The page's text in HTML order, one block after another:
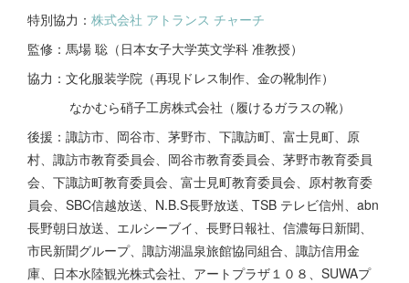
特別協力： 株式会社 アトランス チャーチ
監修：馬場 聡（日本女子大学英文学科 准教授）
協力：文化服装学院（再現ドレス制作、金の靴制作）
なかむら硝子工房株式会社（履けるガラスの靴）
後援：諏訪市、岡谷市、茅野市、下諏訪町、富士見町、原
村、諏訪市教育委員会、岡谷市教育委員会、茅野市教育委員
会、下諏訪町教育委員会、富士見町教育委員会、原村教育委
員会、SBC信越放送、N.B.S長野放送、TSB テレビ信州、abn
長野朝日放送、エルシーブイ、長野日報社、信濃毎日新聞、
市民新聞グループ、諏訪湖温泉旅館協同組合、諏訪信用金
庫、日本水陸観光株式会社、アートプラザ１０８、SUWAプ